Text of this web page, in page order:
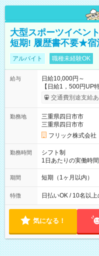
大型スポーツイベン
短期! 履歴書不要★宿
アルバイト 職種未経験OK
給与
日給10,000円～
【日給1，500円UP
ると 期間中(9/
り稼げま
交通費別途支給あ
勤務地
三重県四日市市
三重県四日市市
フリック株式会社
勤務時間
シフト制
1日あたりの実働時
日~2026年10月23日
※週3~5日勤務(勤務
り ※夜勤シフトあり
期間 短期（1ヶ月以内）
特徴 日払いOK / 10名以
気になる！